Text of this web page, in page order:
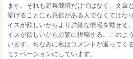
ます。それも野菜栽培だけではなく、文章
挙げることにも意欲がある人でなくてはな
イスが欲しいからより詳細な情報を載せる
イスが欲しいから頻繁に投稿する。このよ
います。ちなみに私はコメントが返ってく
モチベーションにしています。